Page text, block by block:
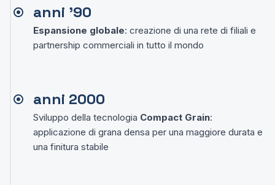
anni '90
Espansione globale: creazione di una rete di filiali e
partnership commerciali in tutto il mondo
anni 2000
Sviluppo della tecnologia Compact Grain:
applicazione di grana densa per una maggiore durata e
una finitura stabile